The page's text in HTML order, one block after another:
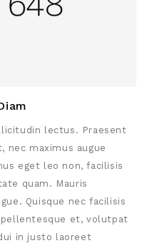
lectus. Praesent
nec maximus augue
eget leo non, facilisis
quam. Mauris
Quisque nec facilisis
pellentesque et, volutpat
in justo laoreet